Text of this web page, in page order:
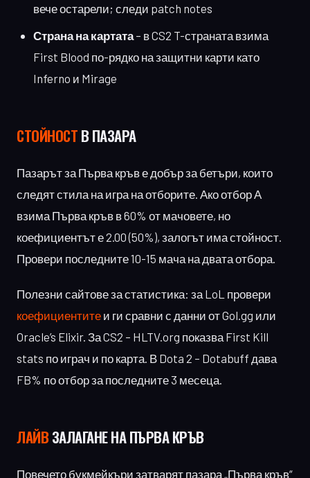
вече остарели; следи patch notes
Страна на картата – в CS2 T-страната взима
First Blood по-рядко на защитни карти като
Inferno и Mirage
СТОЙНОСТВ ПАЗАРА
Пазарът за Първа кръв е добър за бетъри, които
следят стила на игра на отборите. Ако отбор А
взима Първа кръв в 60% от мачовете, но
коефициентът е 2.00 (50%), залогът има стойност.
Провери последните 10-15 мача на двата отбора.
Полезни сайтове за статистика: за LoL провери
коефициентите и ги сравни с данни от Gol.gg или
Oracle’s Elixir. За CS2 – HLTV.org показва First Kill
stats по играч и по карта. В Dota 2 – Dotabuff дава
FB% по отбор за последните 3 месеца.
ЛАЙВЗАЛАГАНЕ НА ПЪРВА КРЪВ
Повечето букмейкъри затварят пазара „Първа кръв“